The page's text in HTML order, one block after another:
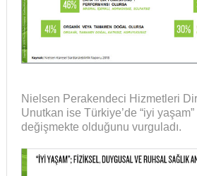
Nielsen Perakendeci Hizmetleri
Unutkan ise Türkiye’de “iyi yaşam”
değişmekte olduğunu vurguladı.